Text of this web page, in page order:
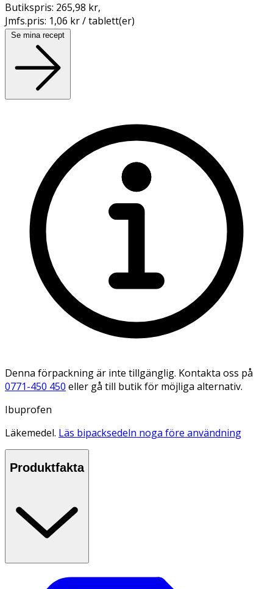
Butikspris: 265,98 kr,
Jmfs.pris: 1,06 kr / tablett(er)
Se mina recept
Denna förpackning är inte tillgänglig. Kontakta oss på
0771-450 450 eller gå till butik för möjliga alternativ.
Ibuprofen
Läkemedel. Läs bipacksedeln noga före användning
Produktfakta